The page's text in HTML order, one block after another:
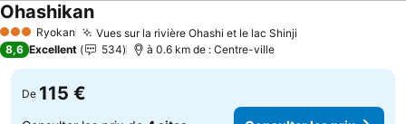
3 ÉtoilesRyokan Vues sur la rivière Ohashi et le lac Shinji
OhashikanConsulter les prix
8,6 Excellent 534 à 0.6 km de : Centre-ville
De 115 €